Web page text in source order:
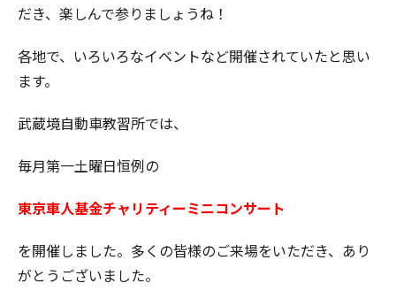
だき、楽しんで参りましょうね！
各地で、いろいろなイベントなど開催されていたと思い
ます。
武蔵境自動車教習所では、
毎月第一土曜日恒例の
東京車人基金チャリティーミニコンサート
を開催しました。多くの皆様のご来場をいただき、あり
がとうございました。